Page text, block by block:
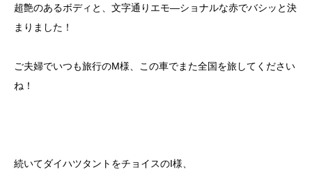
超艶のあるボディと、文字通りエモ―ショナルな赤でバシッと決
まりました！
ご夫婦でいつも旅行のM様、この車でまた全国を旅してください
ね！
続いてダイハツタントをチョイスのI様、